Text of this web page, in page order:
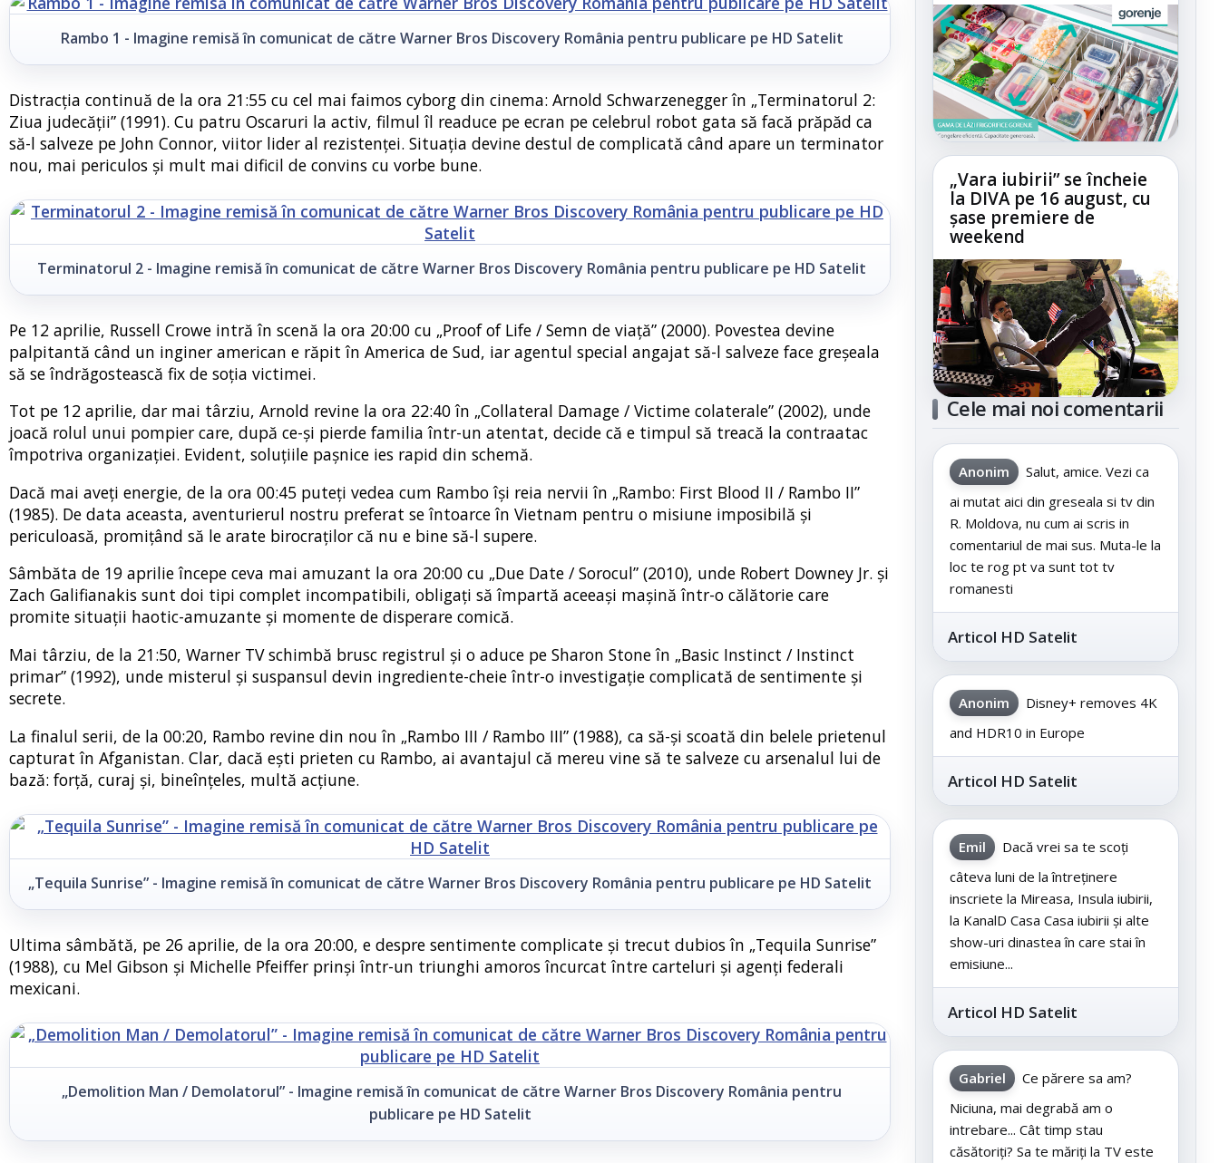
Rambo 1 - Imagine remisă în comunicat de către Warner Bros Discovery România pentru publicare pe HD Satelit
Distracția continuă de la ora 21:55 cu cel mai faimos cyborg din cinema: Arnold Schwarzenegger în „Terminatorul 2:
Ziua judecății” (1991). Cu patru Oscaruri la activ, filmul îl readuce pe ecran pe celebrul robot gata să facă prăpăd ca
să-l salveze pe John Connor, viitor lider al rezistenței. Situația devine destul de complicată când apare un terminator
nou, mai periculos și mult mai dificil de convins cu vorbe bune.
Terminatorul 2 - Imagine remisă în comunicat de către Warner Bros Discovery România pentru publicare pe HD Satelit
Pe 12 aprilie, Russell Crowe intră în scenă la ora 20:00 cu „Proof of Life / Semn de viață” (2000). Povestea devine
palpitantă când un inginer american e răpit în America de Sud, iar agentul special angajat să-l salveze face greșeala
să se îndrăgostească fix de soția victimei.
Tot pe 12 aprilie, dar mai târziu, Arnold revine la ora 22:40 în „Collateral Damage / Victime colaterale” (2002), unde
joacă rolul unui pompier care, după ce-și pierde familia într-un atentat, decide că e timpul să treacă la contraatac
împotriva organizației. Evident, soluțiile pașnice ies rapid din schemă.
Dacă mai aveți energie, de la ora 00:45 puteți vedea cum Rambo își reia nervii în „Rambo: First Blood II / Rambo II”
(1985). De data aceasta, aventurierul nostru preferat se întoarce în Vietnam pentru o misiune imposibilă și
periculoasă, promițând să le arate birocraților că nu e bine să-l supere.
Sâmbăta de 19 aprilie începe ceva mai amuzant la ora 20:00 cu „Due Date / Sorocul” (2010), unde Robert Downey Jr. și
Zach Galifianakis sunt doi tipi complet incompatibili, obligați să împartă aceeași mașină într-o călătorie care
promite situații haotic-amuzante și momente de disperare comică.
Mai târziu, de la 21:50, Warner TV schimbă brusc registrul și o aduce pe Sharon Stone în „Basic Instinct / Instinct
primar” (1992), unde misterul și suspansul devin ingrediente-cheie într-o investigație complicată de sentimente și
secrete.
La finalul serii, de la 00:20, Rambo revine din nou în „Rambo III / Rambo III” (1988), ca să-și scoată din belele prietenul
capturat în Afganistan. Clar, dacă ești prieten cu Rambo, ai avantajul că mereu vine să te salveze cu arsenalul lui de
bază: forță, curaj și, bineînțeles, multă acțiune.
„Tequila Sunrise” - Imagine remisă în comunicat de către Warner Bros Discovery România pentru publicare pe HD Satelit
Ultima sâmbătă, pe 26 aprilie, de la ora 20:00, e despre sentimente complicate și trecut dubios în „Tequila Sunrise”
(1988), cu Mel Gibson și Michelle Pfeiffer prinși într-un triunghi amoros încurcat între carteluri și agenți federali
mexicani.
„Demolition Man / Demolatorul” - Imagine remisă în comunicat de către Warner Bros Discovery România pentru
publicare pe HD Satelit
„Vara iubirii” se încheie
la DIVA pe 16 august, cu
șase premiere de
weekend
Cele mai noi comentarii
Anonim
Salut, amice. Vezi ca
ai mutat aici din greseala si tv din
R. Moldova, nu cum ai scris in
comentariul de mai sus. Muta-le la
loc te rog pt va sunt tot tv
romanesti
Articol HD Satelit
Anonim
Disney+ removes 4K
and HDR10 in Europe
Articol HD Satelit
Emil
Dacă vrei sa te scoți
câteva luni de la întreținere
inscriete la Mireasa, Insula iubirii,
la KanalD Casa Casa iubirii și alte
show-uri dinastea în care stai în
emisiune...
Articol HD Satelit
Gabriel
Ce părere sa am?
Niciuna, mai degrabă am o
intrebare... Cât timp stau
căsătoriți? Sa te măriți la TV este